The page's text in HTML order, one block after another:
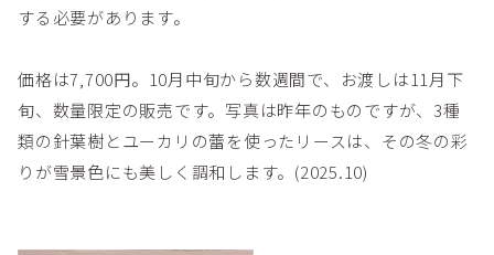
する必要があります。
価格は7,700円。10月中旬から数週間で、お渡しは11月下
旬、数量限定の販売です。写真は昨年のものですが、3種
類の針葉樹とユーカリの蕾を使ったリースは、その冬の彩
りが雪景色にも美しく調和します。(2025.10)